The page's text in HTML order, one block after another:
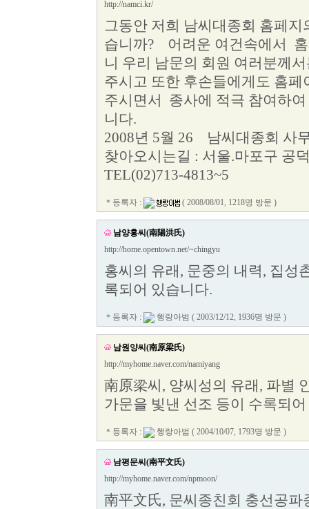
http://namci.kr/
그동안 저희 남씨대종회 홈페
습니까? 어려운 여건속에서
니 우리 남문의 회원 여러분께
주시고 또한 후손들에게도 홈
주시면서 종사에 적극 참여하
니다.
2008년 5월 26 남씨대종회 사
찾아오시는길 : 서울.마포구 공
TEL(02)713-4813~5
＊등록자 : ( 2008/08/01, 1218명 방문 )
남양홍씨(南陽洪氏)
http://home.opentown.net/~chingyu
홍씨의 유래, 문중의 내력, 집성
록되어 있습니다.
＊등록자 : 행랑아범 ( 2003/12/12, 1936명 방문 )
남원양씨(南原梁氏)
http://myhome.naver.com/namiyang
南原梁씨, 양씨성의 유래, 파별
가문을 빛낸 선조 등이 수록되
＊등록자 : 행랑아범 ( 2004/10/07, 1793명 방문 )
남평문씨(南平文氏)
http://myhome.naver.com/npmoon/
南平文氏, 문씨종친회 충선공